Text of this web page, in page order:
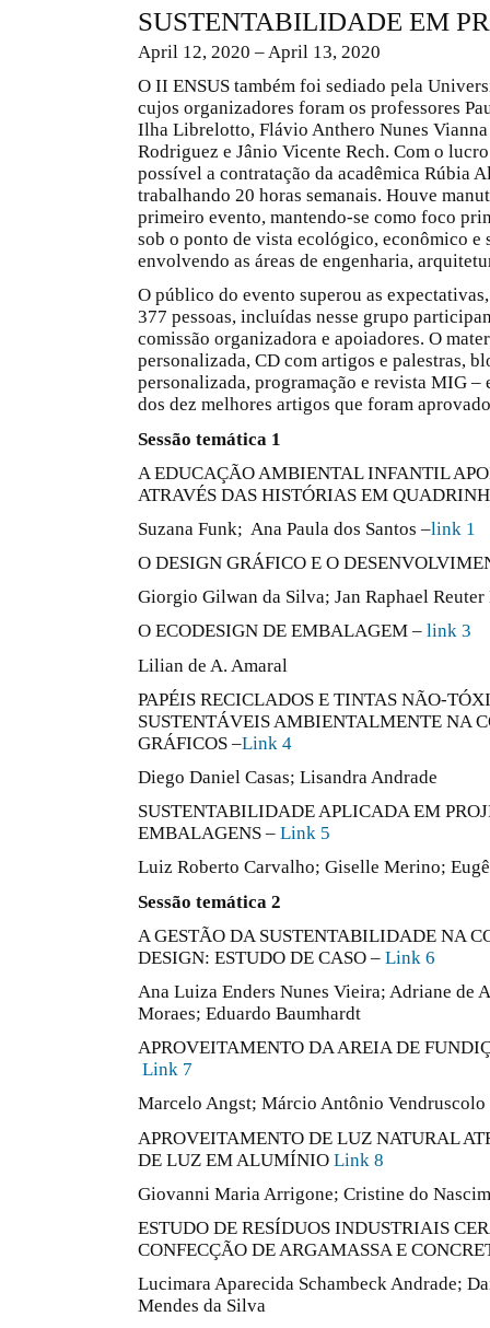
SUSTENTABILIDADE EM
April 12, 2020 – April 13, 2020
O II ENSUS também foi sediado pela
cujos organizadores foram os professores
Ilha Librelotto, Flávio Anthero Nunes Vianna
Rodriguez e Jânio Vicente Rech. Com o
possível a contratação da acadêmica Rúbia
trabalhando 20 horas semanais. Houve
primeiro evento, mantendo-se como foco
sob o ponto de vista ecológico, econômico
envolvendo as áreas de engenharia,
O público do evento superou as
377 pessoas, incluídas nesse grupo
comissão organizadora e apoiadores. O
personalizada, CD com artigos e palestras,
personalizada, programação e revista MIG –
dos dez melhores artigos que foram
Sessão temática 1
A EDUCAÇÃO AMBIENTAL INFANTIL
ATRAVÉS DAS HISTÓRIAS EM
Suzana Funk; Ana Paula dos Santos –link 1
O DESIGN GRÁFICO E O
Giorgio Gilwan da Silva; Jan Raphael
O ECODESIGN DE EMBALAGEM – link 3
Lilian de A. Amaral
PAPÉIS RECICLADOS E TINTAS NÃO-
SUSTENTÁVEIS AMBIENTALMENTE NA
GRÁFICOS –Link 4
Diego Daniel Casas; Lisandra Andrade
SUSTENTABILIDADE APLICADA EM
EMBALAGENS – Link 5
Luiz Roberto Carvalho; Giselle Merino;
Sessão temática 2
A GESTÃO DA SUSTENTABILIDADE NA
DESIGN: ESTUDO DE CASO – Link 6
Ana Luiza Enders Nunes Vieira; Adriane de
Moraes; Eduardo Baumhardt
APROVEITAMENTO DA AREIA DE
Link 7
Marcelo Angst; Márcio Antônio Vendruscolo
APROVEITAMENTO DE LUZ NATURAL
DE LUZ EM ALUMÍNIO Link 8
Giovanni Maria Arrigone; Cristine do
ESTUDO DE RESÍDUOS INDUSTRIAIS
CONFECÇÃO DE ARGAMASSA E
Lucimara Aparecida Schambeck Andrade;
Mendes da Silva